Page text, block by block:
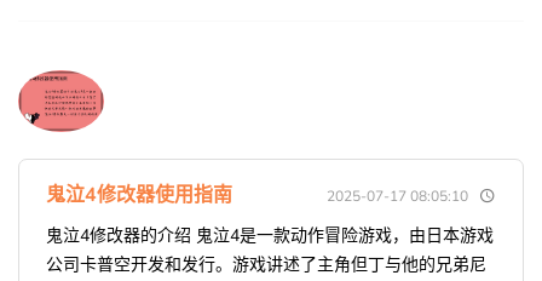
鬼泣4修改器使用指南 2025-07-17 08:05:10
鬼泣4修改器的介绍 鬼泣4是一款动作冒险游戏，由日本游戏
公司卡普空开发和发行。游戏讲述了主角但丁与他的兄弟尼